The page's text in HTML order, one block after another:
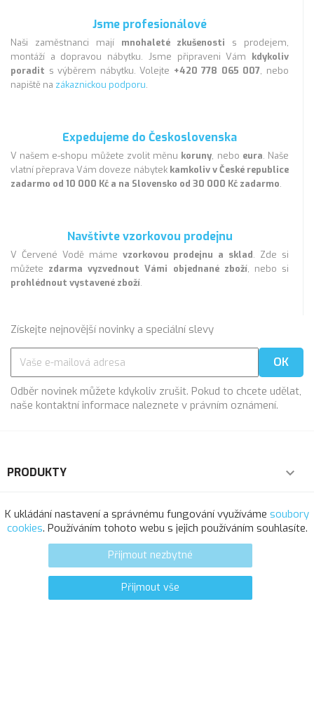
Jsme profesionálové
Naši zaměstnanci mají mnohaleté zkušenosti s prodejem,
montáží a dopravou nábytku. Jsme připraveni Vám kdykoliv
poradit s výběrem nábytku. Volejte +420 778 065 007, nebo
napiště na zákaznickou podporu.
Expedujeme do Československa
V našem e-shopu můžete zvolit měnu koruny, nebo eura. Naše
vlatní přeprava Vám doveze nábytek kamkoliv v České republice
zadarmo od 10 000 Kč a na Slovensko od 30 000 Kč zadarmo.
Navštivte vzorkovou prodejnu
V Červené Vodě máme vzorkovou prodejnu a sklad. Zde si
můžete zdarma vyzvednout Vámi objednané zboží, nebo si
prohlédnout vystavené zboží.
Získejte nejnovější novinky a speciální slevy
Odběr novinek můžete kdykoliv zrušit. Pokud to chcete udělat,
naše kontaktní informace naleznete v právním oznámení.
PRODUKTY 
NAŠE SPOLEČNOST 
VÁŠ ÚČET
INFORMACE O OBCHODU
K ukládání nastavení a správnému fungování využíváme soubory
cookies. Používáním tohoto webu s jejich používáním souhlasíte.
Přijmout nezbytné
Přijmout vše
© 2025 - Softresource, spol. s r.o.